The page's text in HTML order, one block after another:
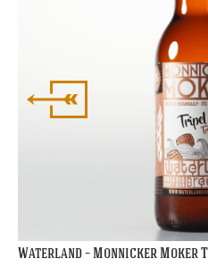
Waterland – Monnicker